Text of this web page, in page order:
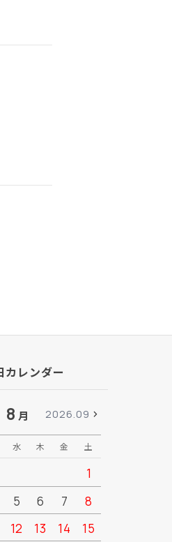
カレンダー
8 月 2026.09
水 木 金 土
1
5 6 7
8
12 13 14
15